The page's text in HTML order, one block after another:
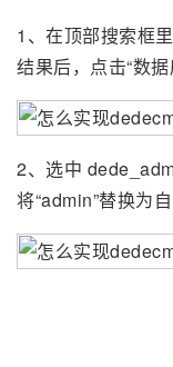
1、在顶部搜索框
结果后，点击“数据
2、选中
将“admin”替换为